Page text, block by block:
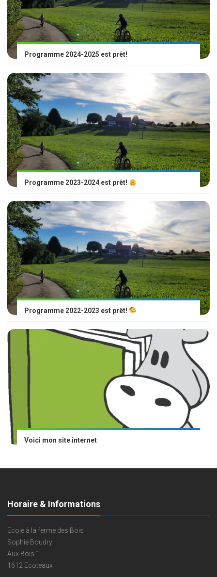
Programme 2024-2025 est prêt!
Programme 2023-2024 est prêt!
Programme 2022-2023 est prêt!
Voici mon site internet
Horaire & Informations
Ecole à la ferme des Bois
Sophie Boudry
Aux Bois 1
1612 Ecoteaux